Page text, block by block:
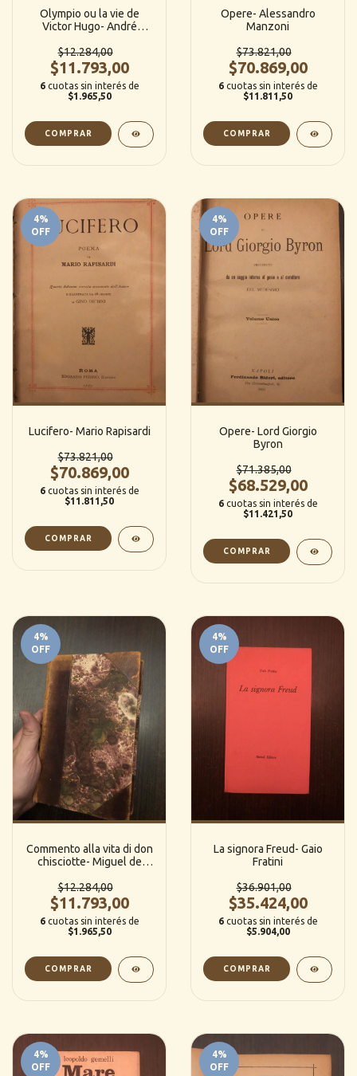
Olympio ou la vie de
Victor Hugo- André
$12.284,00
$11.793,00
6 cuotas sin interés de
$1.965,50
Opere- Alessandro
Manzoni
$73.821,00
$70.869,00
6 cuotas sin interés de
$11.811,50
4%
OFF
Lucifero- Mario Rapisardi
$73.821,00
$70.869,00
6 cuotas sin interés de
$11.811,50
4%
OFF
Opere- Lord Giorgio
Byron
$71.385,00
$68.529,00
6 cuotas sin interés de
$11.421,50
4%
OFF
Commento alla vita di don
chisciotte- Miguel de
$12.284,00
$11.793,00
6 cuotas sin interés de
$1.965,50
4%
OFF
La signora Freud- Gaio
Fratini
$36.901,00
$35.424,00
6 cuotas sin interés de
$5.904,00
4%
OFF
4%
OFF